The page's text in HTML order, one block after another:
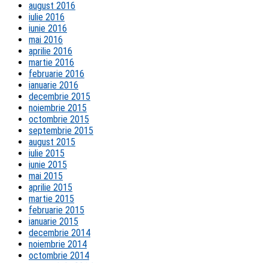
august 2016
iulie 2016
iunie 2016
mai 2016
aprilie 2016
martie 2016
februarie 2016
ianuarie 2016
decembrie 2015
noiembrie 2015
octombrie 2015
septembrie 2015
august 2015
iulie 2015
iunie 2015
mai 2015
aprilie 2015
martie 2015
februarie 2015
ianuarie 2015
decembrie 2014
noiembrie 2014
octombrie 2014